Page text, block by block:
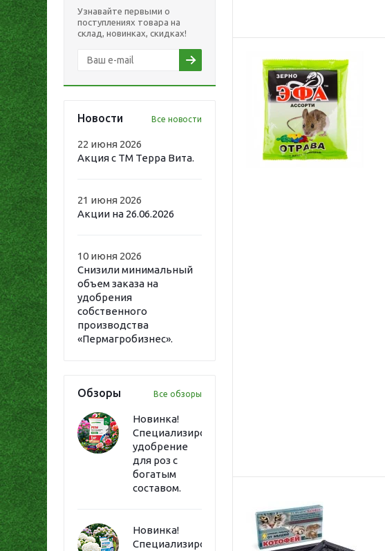
Узнавайте первыми о
поступлениях товара на
склад, новинках, скидках!
Новости Все новости
22 июня 2026
Акция с ТМ Терра Вита.
21 июня 2026
Акции на 26.06.2026
10 июня 2026
Снизили минимальный
объем заказа на
удобрения
собственного
производства
«Пермагробизнес».
Обзоры Все обзоры
Новинка!
Специализированное
удобрение
для роз с
богатым
составом.
Новинка!
Специализированное